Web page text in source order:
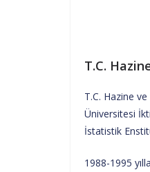
T.C.
T.C. Hazine
Üniversitesi
İstatistik
1988-1995